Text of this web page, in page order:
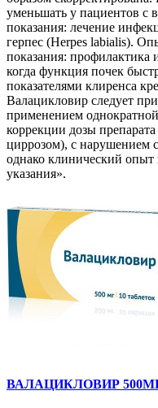
уменьшать у пациентов с
показания: лечение
герпес (Herpes labialis).
показания: профилактика
когда функция почек
показателями клиренса
Валацикловир следует
применением
коррекции дозы
циррозом), с нарушением
однако клинический
указания».
ВАЛАЦИКЛОВИР